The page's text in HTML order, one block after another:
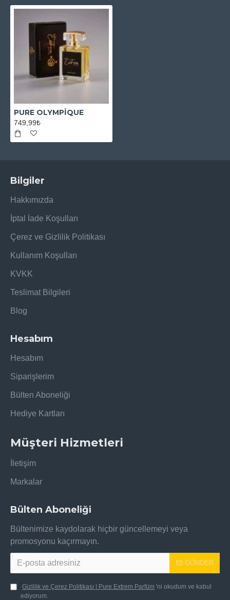
PURE OLYMPİQUE
749,99₺
Bilgiler
Hakkımızda
İptal İade Koşulları
Çerez ve Gizlilik Politikası
Kullanım Koşulları
KVKK
Teslimat Bilgileri
Blog
Hesabım
Hesabım
Siparişlerim
Bülten Aboneliği
Hediye Kartları
Müşteri Hizmetleri
İletişim
Markalar
Bülten Aboneliği
Bültenimize kaydolarak hiçbir güncellemeyi veya
promosyonu kaçırmayın.
GÖNDER
Gizlilik ve Çerez Politikası | Pure Extrem Parfüm 'ni okudum ve kabul
ediyorum.